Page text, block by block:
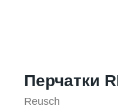
Перчатки
Reusch